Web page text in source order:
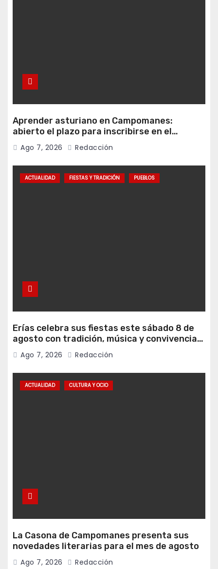
Aprender asturiano en Campomanes:
abierto el plazo para inscribirse en el
programa Falamos
Ago 7, 2026 Redacción
ACTUALIDAD FIESTAS Y TRADICIÓN PUEBLOS
Erías celebra sus fiestas este sábado 8 de
agosto con tradición, música y convivencia
vecinal
Ago 7, 2026 Redacción
ACTUALIDAD CULTURA Y OCIO
La Casona de Campomanes presenta sus
novedades literarias para el mes de agosto
Ago 7, 2026 Redacción